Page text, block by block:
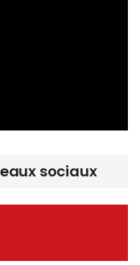
sociaux